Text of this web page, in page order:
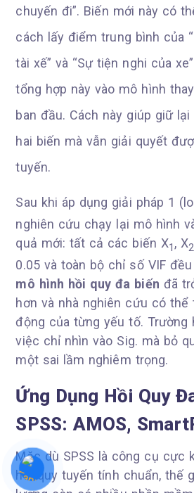
chuyến đi”. Biến mới này có
cách lấy điểm trung bình của
tài xế” và “Sự tiện nghi của
tổng hợp này vào mô hình
ban đầu. Cách này giúp giữ
hai biến mà vẫn giải quyết
tuyến.
Sau khi áp dụng giải pháp 1
nghiên cứu chạy lại mô hình
quả mới: tất cả các biến X1 , X2
0.05 và toàn bộ chỉ số VIF
mô hình hồi quy đa biến đã
hơn và nhà nghiên cứu có
động của từng yếu tố. Trường
việc chỉ nhìn vào Sig. mà bỏ
một sai lầm nghiêm trọng.
Ứng Dụng Hồi Quy
SPSS: AMOS,
Mặc dù SPSS là công cụ cực
hồi quy tuyến tính chuẩn, thế